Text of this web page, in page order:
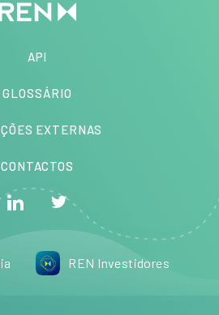
API
GLOSSÁRIO
EXTERNAS
CONTACTOS
REN Investidores